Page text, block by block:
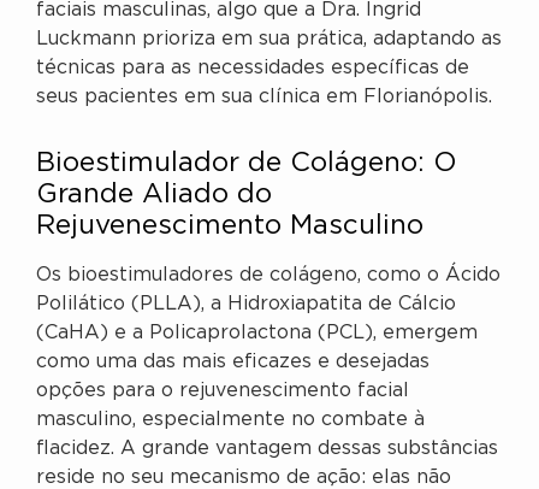
faciais masculinas, algo que a Dra. Ingrid
Luckmann prioriza em sua prática, adaptando as
técnicas para as necessidades específicas de
seus pacientes em sua clínica em Florianópolis.
Bioestimulador de Colágeno: O
Grande Aliado do
Rejuvenescimento Masculino
Os bioestimuladores de colágeno, como o Ácido
Polilático (PLLA), a Hidroxiapatita de Cálcio
(CaHA) e a Policaprolactona (PCL), emergem
como uma das mais eficazes e desejadas
opções para o rejuvenescimento facial
masculino, especialmente no combate à
flacidez. A grande vantagem dessas substâncias
reside no seu mecanismo de ação: elas não